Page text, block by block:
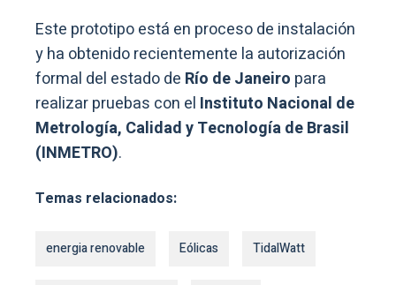
Este prototipo está en proceso de instalación
y ha obtenido recientemente la autorización
formal del estado de Río de Janeiro para
realizar pruebas con el Instituto Nacional de
Metrología, Calidad y Tecnología de Brasil
(INMETRO).
Temas relacionados:
energia renovable Eólicas TidalWatt